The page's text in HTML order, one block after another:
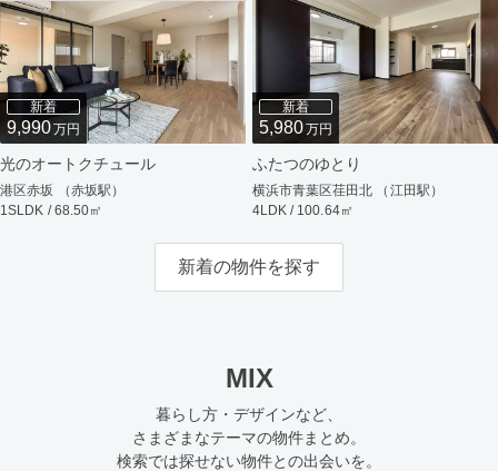
新着
9,990万円
光のオートクチュール
港区赤坂 （赤坂駅）
1SLDK / 68.50㎡
新着
5,980万円
ふたつのゆとり
横浜市青葉区荏田北 （江田駅）
4LDK / 100.64㎡
新着の物件を探す
MIX
暮らし方・デザインなど、
さまざまなテーマの物件まとめ。
検索では探せない物件との出会いを。